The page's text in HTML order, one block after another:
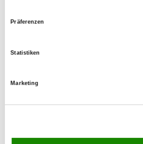
Präferenzen
Statistiken
Marketing
Homepage:
Faehrte